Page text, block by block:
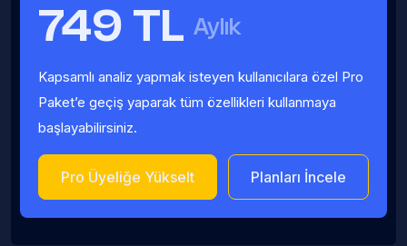
749 TL Aylık
Kapsamlı analiz yapmak isteyen kullanıcılara özel Pro
Paket’e geçiş yaparak tüm özellikleri kullanmaya
başlayabilirsiniz.
Pro Üyeliğe Yükselt Planları İncele